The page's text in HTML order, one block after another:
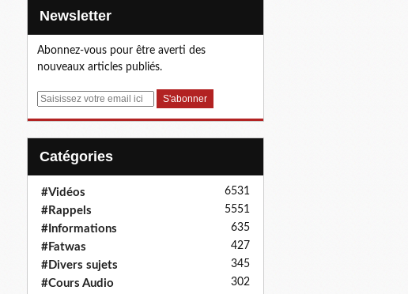
Newsletter
Abonnez-vous pour être averti des
nouveaux articles publiés.
E
Catégories
#Vidéos 6531
#Rappels 5551
#Informations 635
#Fatwas 427
#Divers sujets 345
#Cours Audio 302